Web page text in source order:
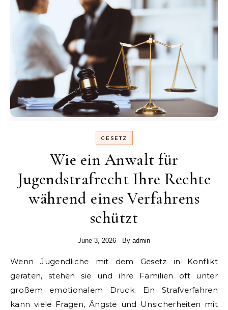
GESETZ
Wie ein Anwalt für
Jugendstrafrecht Ihre Rechte
während eines Verfahrens
schützt
June 3, 2026 - By admin
Wenn Jugendliche mit dem Gesetz in Konflikt
geraten, stehen sie und ihre Familien oft unter
großem emotionalem Druck. Ein Strafverfahren
kann viele Fragen, Ängste und Unsicherheiten mit